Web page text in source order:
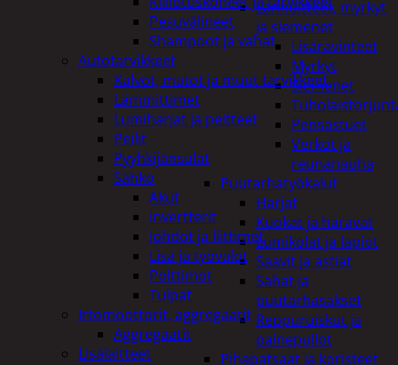
Lannoitteet, myrkyt
ja siemenet
Lisäravinteet
Myrkyt
Siemenet
Pensastuet
Verkot ja
reunanauha
Puutarhatyökalut
Harjat
Kuokat ja haravat
Lumikolat ja lapiot
Saavit ja astiat
Sahat ja
puutarhasakset
Reppuruiskut ja
painepullot
Pihapatsaat ja koristeet
Pesuvälineet
Shampoot ja vahat
Autotarvikkeet
Kalvot, matot ja muut tarvikkeet
Lämmittimet
Lumiharjat ja peitteet
Peilit
Pyyhkijänsulat
Sähkö
Akut
invertterit
Johdot ja liittimet
Lisä ja työvalot
Polttimot
Tulpat
Irtomoottorit, aggregaatit
Aggregaatit
Lisälaitteet